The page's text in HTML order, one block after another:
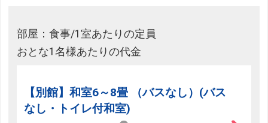
部屋：食事/1室あたりの定員
おとな1名様あたりの代金
【別館】和室6～8畳 （バスなし）(バス
なし・トイレ付和室)